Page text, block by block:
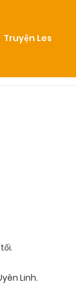
Truyện Les
Linh.